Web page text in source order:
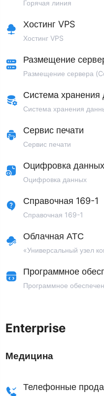
Горячая линия
Хостинг VPS
Хостинг VPS
Размещение
Размещение сервера
Система хранения
Система хранения
Сервис печати
Сервис печати
Оцифровка данных
Оцифровка данных
Справочная 169-1
Справочная 169-1
Облачная АТС
«Универсальный узел
Программное
Программное
Enterprise
Медицина
Телефонные